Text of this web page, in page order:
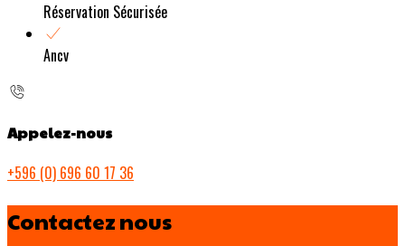
Réservation Sécurisée
Ancv
Appelez-nous
+596 (0) 696 60 17 36
Contactez nous